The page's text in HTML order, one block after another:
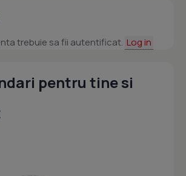
trebuie sa fii autentificat. Log in
pentru tine si